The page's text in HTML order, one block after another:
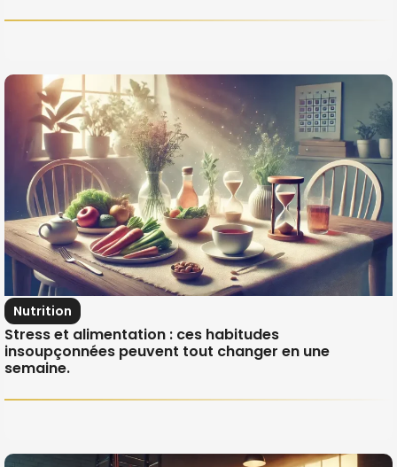
Nutrition
Stress et alimentation : ces habitudes
insoupçonnées peuvent tout changer en une
semaine.